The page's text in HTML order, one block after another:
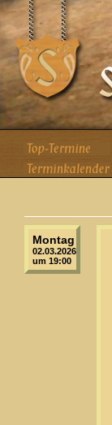
Montag
02.03.2026
um 19:00